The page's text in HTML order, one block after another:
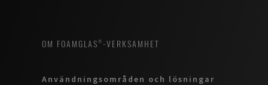
OM FOAMGLAS®-VERKSAMHET
Användningsområden och lösningar